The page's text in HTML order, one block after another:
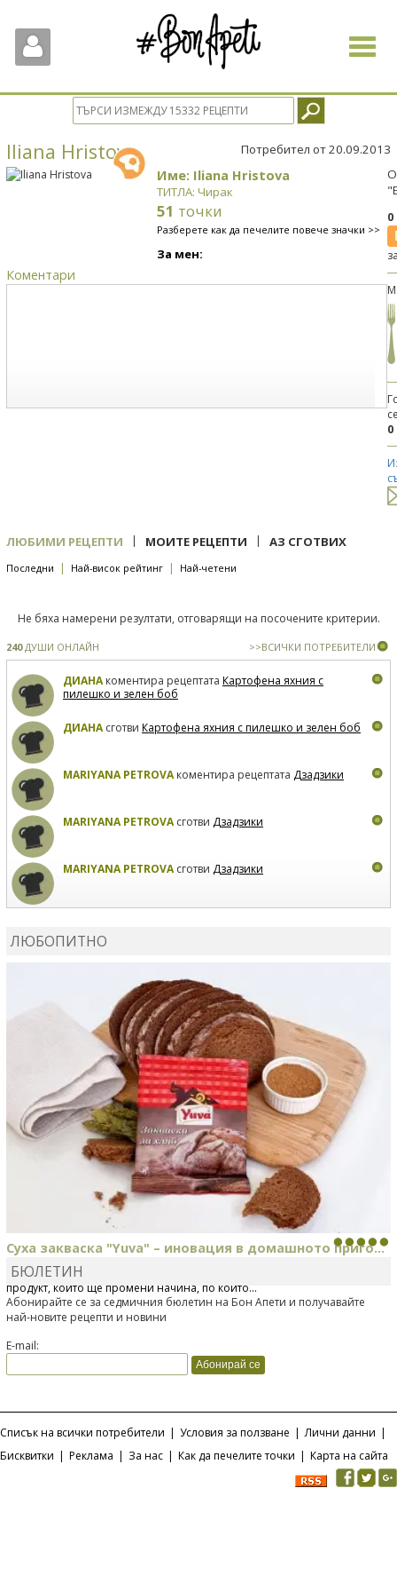
Toggle
Iliana Hristova Потребител от 20.09.2013
Име: Iliana Hristova
ТИТЛА: Чирак
51 точки
Разберете как да печелите повече значки >>
За мен:
Коментари
0
ЛЮБИМИ РЕЦЕПТИ | МОИТЕ РЕЦЕПТИ | АЗ СГОТВИХ
Последни | Най-висок рейтинг | Най-четени
Не бяха намерени резултати, отговарящи на посочените критерии.
240ДУШИ ОНЛАЙН >>ВСИЧКИ ПОТРЕБИТЕЛИ
ДИАНАкоментира рецептата Картофена яхния с
пилешко и зелен боб
ДИАНАсготви Картофена яхния с пилешко и зелен боб
MARIYANA PETROVAкоментира рецептата Дзадзики
MARIYANA PETROVAсготви Дзадзики
MARIYANA PETROVAсготви Дзадзики
ЛЮБОПИТНО
Суха закваска "Yuva" – иновация в домашното приго...
Отскоро Лесафр България стартира предлагането на изцяло нов
продукт, който ще промени начина, по който...
БЮЛЕТИН
Абонирайте се за седмичния бюлетин на Бон Апети и получавайте
най-новите рецепти и новини
E-mail:
Списък на всички потребители | Условия за ползване | Лични данни |
Бисквитки | Реклама | За нас | Как да печелите точки | Карта на сайта